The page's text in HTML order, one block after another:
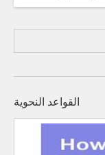
القواعد النحوية